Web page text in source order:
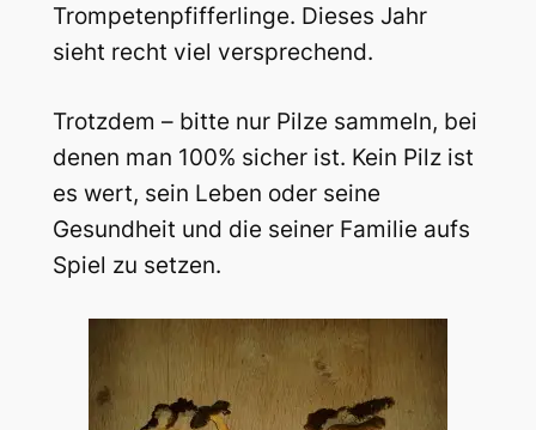
Trompetenpfifferlinge. Dieses Jahr
sieht recht viel versprechend.
Trotzdem – bitte nur Pilze sammeln, bei
denen man 100% sicher ist. Kein Pilz ist
es wert, sein Leben oder seine
Gesundheit und die seiner Familie aufs
Spiel zu setzen.